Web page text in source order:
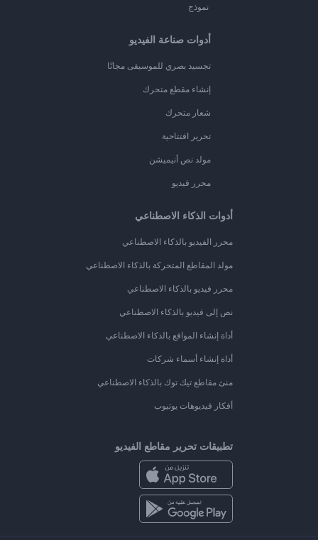
نموذج
أدوات صناعة الفيديو
تجسيد بصري للموسيقى مجانًا
إنشاء مقطع متحرك
شعار متحرك
تحرير افتتاحية
مولد نص أنيميشن
محرر فيديو
أدوات الذكاء الاصطناعي
محرر الفيديو بالذكاء الاصطناعي
مولد المقاطع المتحركة بالذكاء الاصطناعي
محرر فيديو بالذكاء الاصطناعي
نص إلى فيديو بالذكاء الاصطناعي
أداة إنشاء المواقع بالذكاء الاصطناعي
أداة إنشاء أسماء شركات
منئ مقاطع تيك توك بالذكاء الاصطناعي
أفكار فيديوهات يوتيوب
تطبيقات تحرير مقاطع الفيديو